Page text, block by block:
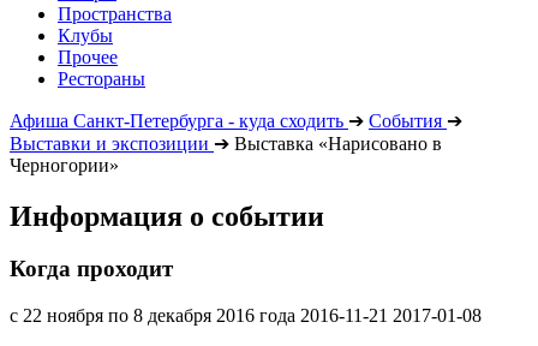
Пространства
Клубы
Прочее
Рестораны
Афиша Санкт-Петербурга - куда сходить ➔ События ➔
Выставки и экспозиции ➔ Выставка «Нарисовано в
Черногории»
Информация о событии
Когда проходит
с 22 ноября по 8 декабря 2016 года 2016-11-21 2017-01-08